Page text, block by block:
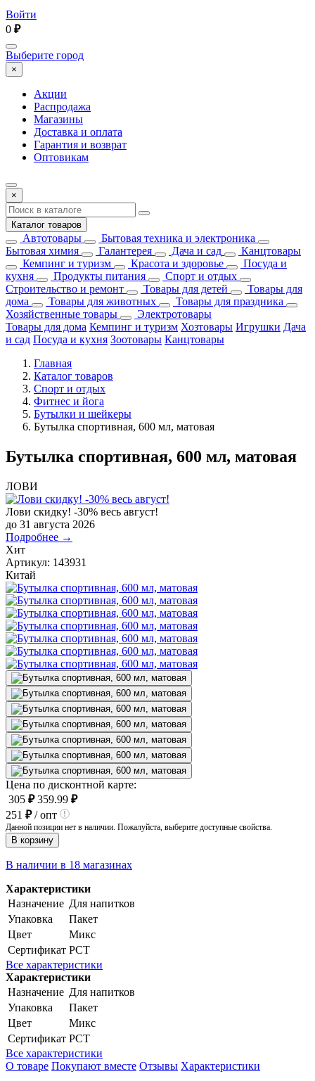
Войти
0 ₽
Выберите город
×
Акции
Распродажа
Магазины
Доставка и оплата
Гарантия и возврат
Оптовикам
×
Каталог товаров
Автотовары
Бытовая техника и электроника
Бытовая химия
Галантерея Дача и сад
Канцтовары
Кемпинг и туризм
Красота и здоровье
Посуда и
кухня
Продукты питания
Спорт и отдых
Строительство и ремонт
Товары для детей
Товары для
дома
Товары для животных
Товары для праздника
Хозяйственные товары
Электротовары
Товары для дома Кемпинг и туризм Хозтовары Игрушки Дача
и сад Посуда и кухня Зоотовары Канцтовары
Главная
Каталог товаров
Спорт и отдых
Фитнес и йога
Бутылки и шейкеры
Бутылка спортивная, 600 мл, матовая
Бутылка спортивная, 600 мл, матовая
ЛОВИ
Лови скидку! -30% весь август!
до 31 августа 2026
Подробнее →
Хит
Артикул: 143931
Китай
Цена по дисконтной карте:
305 ₽ 359.99 ₽
251 ₽/ опт
Данной позиции нет в наличии. Пожалуйста, выберите доступные свойства.
В корзину
В наличии в 18 магазинах
Характеристики
Назначение Для напитков
Упаковка
Пакет
Цвет
Микс
Сертификат РСТ
Все характеристики
Характеристики
Назначение Для напитков
Упаковка
Пакет
Цвет
Микс
Сертификат РСТ
Все характеристики
О товаре Покупают вместе Отзывы Характеристики